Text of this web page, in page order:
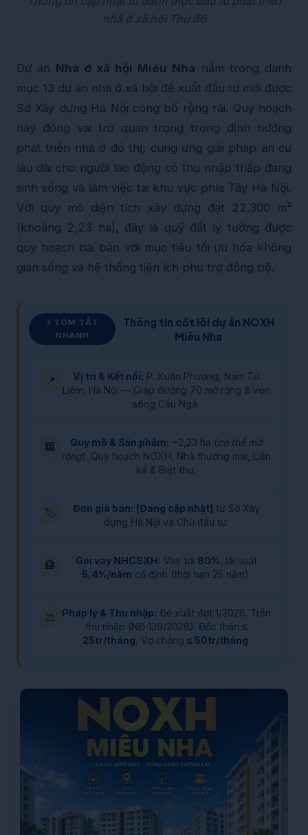
Dự án Nhà ở xã hội Miêu Nha nằm trong danh
mục 13 dự án nhà ở xã hội đề xuất đầu tư mới được
Sở Xây dựng Hà Nội công bố rộng rãi. Quy hoạch
này đóng vai trò quan trọng trong định hướng
phát triển nhà ở đô thị, cung ứng giải pháp an cư
lâu dài cho người lao động có thu nhập thấp đang
sinh sống và làm việc tại khu vực phía Tây Hà Nội.
Với quy mô diện tích xây dựng đạt 22.300 m²
(khoảng 2,23 ha), đây là quỹ đất lý tưởng được
quy hoạch bài bản với mục tiêu tối ưu hóa không
gian sống và hệ thống tiện ích phụ trợ đồng bộ.
⚡ TÓM TẮT
NHANH
Thông tin cốt lõi dự án NOXH
Miêu Nha
📍 Vị trí & Kết nối: P. Xuân Phương, Nam Từ
Liêm, Hà Nội — Giáp đường 70 mở rộng & ven
sông Cầu Ngà.
🏢 Quy mô & Sản phẩm: ~2,23 ha (có thể mở
rộng). Quy hoạch NƠXH, Nhà thương mại, Liền
kề & Biệt thự.
🏷️ Đơn giá bán: [Đang cập nhật] từ Sở Xây
dựng Hà Nội và Chủ đầu tư.
🏦 Gói vay NHCSXH: Vay tới 80% , lãi suất
5,4%/năm cố định (thời hạn 25 năm).
⚖️ Pháp lý & Thu nhập: Đề xuất đợt 1/2026. Trần
thu nhập (NĐ 136/2026): Độc thân ≤
25tr/tháng , Vợ chồng ≤ 50tr/tháng